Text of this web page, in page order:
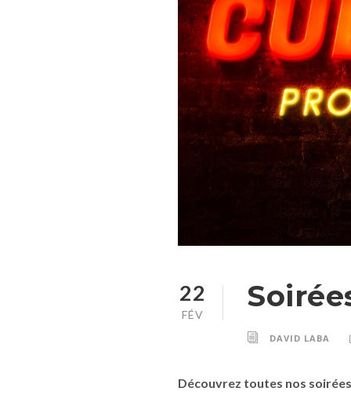
22
FÉV
DAVID LABA
Découvrez toutes nos